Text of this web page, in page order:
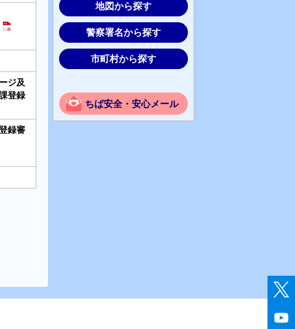
ジ及
登録
録審
地図から探す
警察署名から探す
市町村から探す
ちば安全・安心メール